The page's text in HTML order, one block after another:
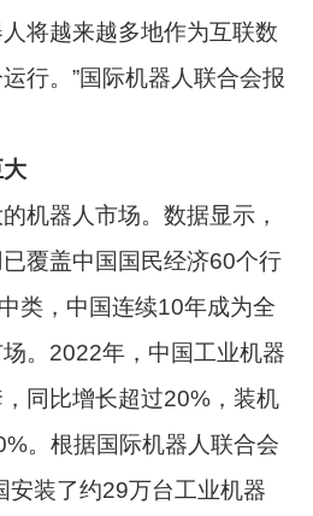
将越来越多地作为互联数
行。”国际机器人联合会报
器人市场。数据显示，
覆盖中国国民经济60个行
类，中国连续10年成为全
。2022年，中国工业机器
同比增长超过20%，装机
。根据国际机器人联合会
安装了约29万台工业机器